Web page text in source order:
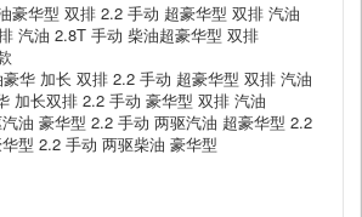
豪华型 双排 2.2 手动 超豪华型 双排 汽油
汽油 2.8T 手动 柴油超豪华型 双排
华 加长 双排 2.2 手动 超豪华型 双排 汽油
加长双排 2.2 手动 豪华型 双排 汽油
油 豪华型 2.2 手动 两驱汽油 超豪华型 2.2
型 2.2 手动 两驱柴油 豪华型